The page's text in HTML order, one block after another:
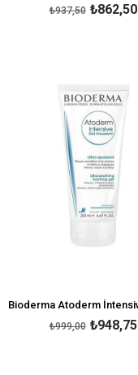
₺862,50
₺937,50
₺948,75
₺999,00